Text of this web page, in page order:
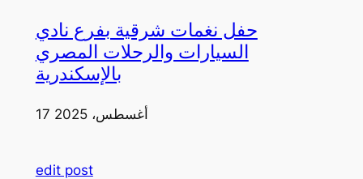
حفل نغمات شرقية بفرع نادي
السيارات والرحلات المصري
بالإسكندرية
17 أغسطس، 2025
edit post